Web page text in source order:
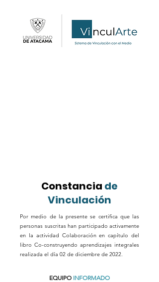
Constancia de
Vinculación
Por medio de la presente se certifica que las
personas suscritas han participado activamente
en la actividad Colaboración en capítulo del
libro Co-construyendo aprendizajes integrales
realizada el día 02 de diciembre de 2022.
EQUIPO INFORMADO